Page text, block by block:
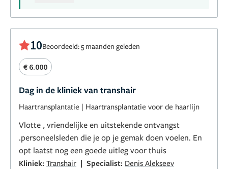
voor onze cliënten, dus het is mooi dat je
dit zo hebt ervaren. Geweldig om te lezen
dat de deskundigheid, gastvrijheid en
vriendelijkheid van het team ervoor hebben
gezorgd dat de dag minder spannend was
en dat je met een goed gevoel naar huis
bent gegaan. Ook de nazorg en het
nogmaals doornemen van de belangrijke
punten vinden we erg belangrijk, dus fijn
dat dit gewaardeerd wordt. Dank je wel
voor je vertrouwen en je aanbeveling, en
we wensen je een voorspoedig herstel en
een prachtig eindresultaat toe!
10Beoordeeld: 5 maanden geleden
€ 6.000
Dag in de kliniek van transhair
Haartransplantatie | Haartransplantatie voor de haarlijn
Vlotte , vriendelijke en uitstekende ontvangst
.personeelsleden die je op je gemak doen voelen. En
opt laatst nog een goede uitleg voor thuis
Kliniek: Transhair | Specialist: Denis Alekseev